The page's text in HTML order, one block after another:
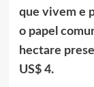
que vivem e
o papel
hectare
US$ 4.